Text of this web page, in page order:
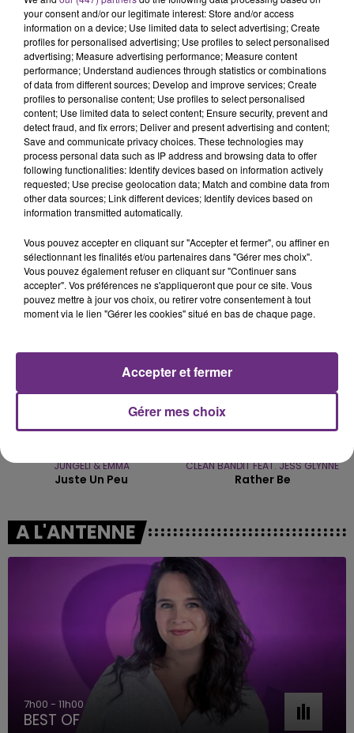
fermer ses portes.
TITRES DIFFUSÉS
7h57
7h57
ARIANA GRANDE
Hate That I Made You Love
Me
7h54
7h54
JECK & CARLA
La Recette
7h50
7h50
JUNGELI & EMMA
Juste Un Peu
7h46
7h46
CLEAN BANDIT FEAT. JESS GLYNNE
Rather Be
A L'ANTENNE
7h00 - 11h00
BEST OF
your consent and/or our legitimate interest: Store and/or access
information on a device; Use limited data to select advertising; Create
profiles for personalised advertising; Use profiles to select personalised
advertising; Measure advertising performance; Measure content
performance; Understand audiences through statistics or combinations
of data from different sources; Develop and improve services; Create
profiles to personalise content; Use profiles to select personalised
content; Use limited data to select content; Ensure security, prevent and
detect fraud, and fix errors; Deliver and present advertising and content;
Save and communicate privacy choices. These technologies may
process personal data such as IP address and browsing data to offer
following functionalities: Identify devices based on information actively
requested; Use precise geolocation data; Match and combine data from
other data sources; Link different devices; Identify devices based on
information transmitted automatically.
Vous pouvez accepter en cliquant sur "Accepter et fermer", ou affiner en
sélectionnant les finalités et/ou partenaires dans "Gérer mes choix".
Vous pouvez également refuser en cliquant sur "Continuer sans
accepter". Vos préférences ne s'appliqueront que pour ce site. Vous
pouvez mettre à jour vos choix, ou retirer votre consentement à tout
moment via le lien "Gérer les cookies" situé en bas de chaque page.
Gérer mes choix
Accepter et fermer